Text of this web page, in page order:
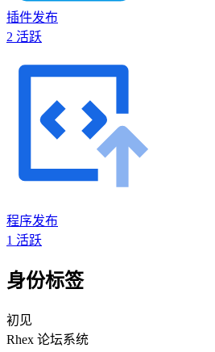
插件发布
2 活跃
程序发布
1 活跃
身份标签
初见
Rhex 论坛系统